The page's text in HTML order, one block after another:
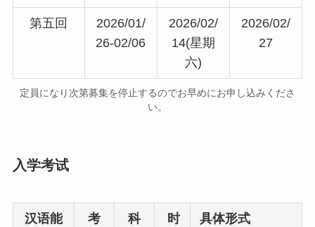
第五回
2026/01/
26-02/06
2026/02/
14(星期
六)
2026/02/
27
定員になり次第募集を停止するのでお早めにお申し込みくださ
い。
入学考试
汉语能
考
科
时
具体形式